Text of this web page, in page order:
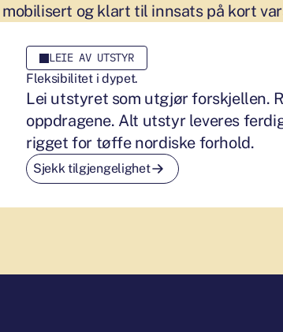
mobilisert og klart til innsats på kort
LEIE AV UTSTYR
Fleksibilitet i dypet.
Lei utstyret som utgjør forskjellen.
oppdragene. Alt utstyr leveres
rigget for tøffe nordiske forhold.
Sjekk tilgjengelighet